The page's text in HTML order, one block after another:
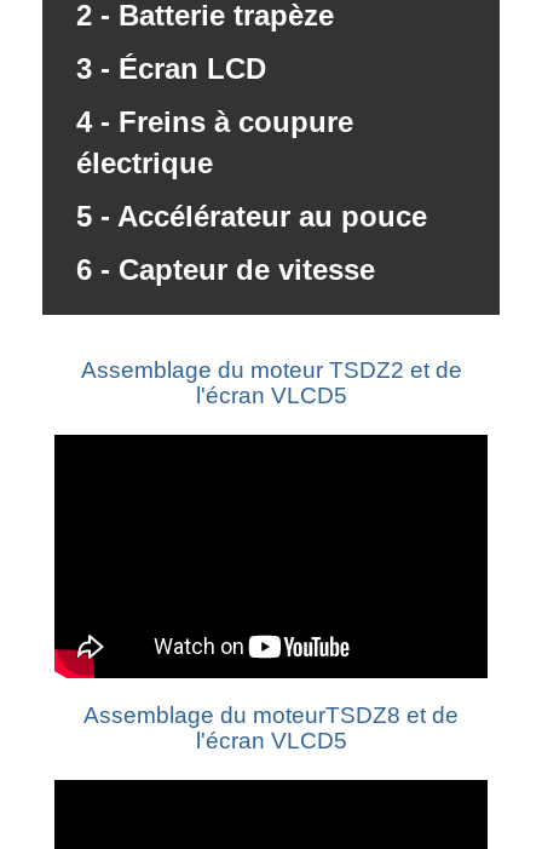
2 - Batterie trapèze
3 - Écran LCD
4 - Freins à coupure
électrique
5 - Accélérateur au pouce
6 - Capteur de vitesse
Assemblage du moteur TSDZ2 et de
l'écran VLCD5
Assemblage du moteurTSDZ8 et de
l'écran VLCD5